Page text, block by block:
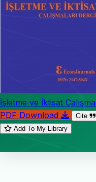
İşletme ve İktisat
PDF Download
Cite
Add To My Library